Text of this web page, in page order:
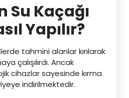
Su Kaçağı
Yapılır?
tahmini alanlar kırılarak
çalışılırdı. Ancak
cihazlar sayesinde kırma
indirilmektedir.